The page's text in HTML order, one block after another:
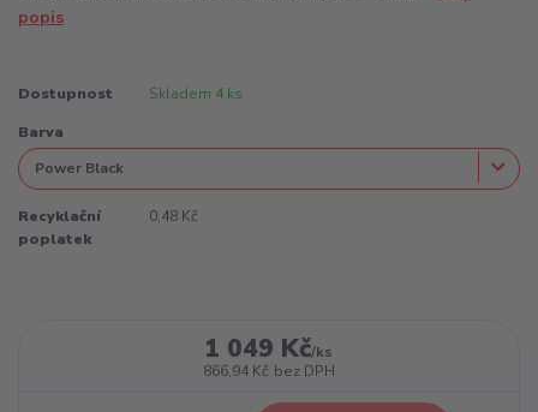
popis
Dostupnost Skladem 4 ks
Barva
Recyklační
poplatek
0,48 Kč
1 049 Kč/ks
866,94 Kč bez DPH